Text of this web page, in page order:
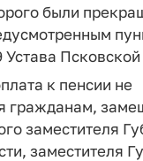
были
Устава
к пенсии не
гражданам,
заместителя
заместителя